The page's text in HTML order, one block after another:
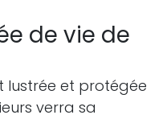
de vie de
lustrée et protégée
verra sa